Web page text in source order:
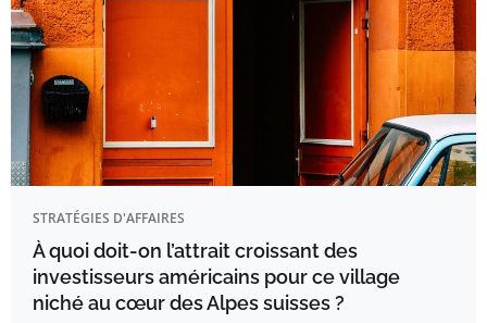
STRATÉGIES D'AFFAIRES
À quoi doit-on l’attrait croissant des
investisseurs américains pour ce village
niché au cœur des Alpes suisses ?